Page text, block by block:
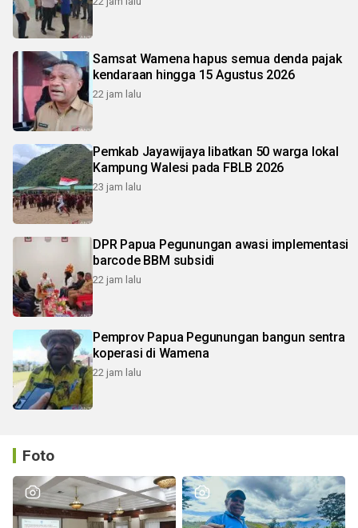
Samsat Wamena hapus semua denda pajak
kendaraan hingga 15 Agustus 2026
22 jam lalu
Pemkab Jayawijaya libatkan 50 warga lokal
Kampung Walesi pada FBLB 2026
23 jam lalu
DPR Papua Pegunungan awasi implementasi
barcode BBM subsidi
22 jam lalu
Pemprov Papua Pegunungan bangun sentra
koperasi di Wamena
22 jam lalu
Foto